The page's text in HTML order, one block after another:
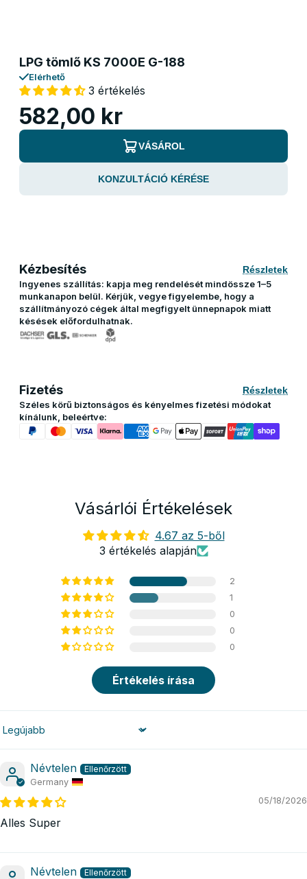
LPG tömlő KS 7000E G-188
Elérhető
3 értékelés
582,00 kr
VÁSÁROL
KONZULTÁCIÓ KÉRÉSE
Kézbesítés
Részletek
Ingyenes szállítás: kapja meg rendelését mindössze 1–5
munkanapon belül. Kérjük, vegye figyelembe, hogy a
szállítmányozó cégek által megfigyelt ünnepnapok miatt
késések előfordulhatnak.
Fizetés
Részletek
Széles körű biztonságos és kényelmes fizetési módokat
kínálunk, beleértve:
Vásárlói Értékelések
4.67 az 5-ből
3 értékelés alapján
2
1
0
0
0
Értékelés írása
Sort by
Névtelen
Germany
05/18/2026
Alles Super
Névtelen